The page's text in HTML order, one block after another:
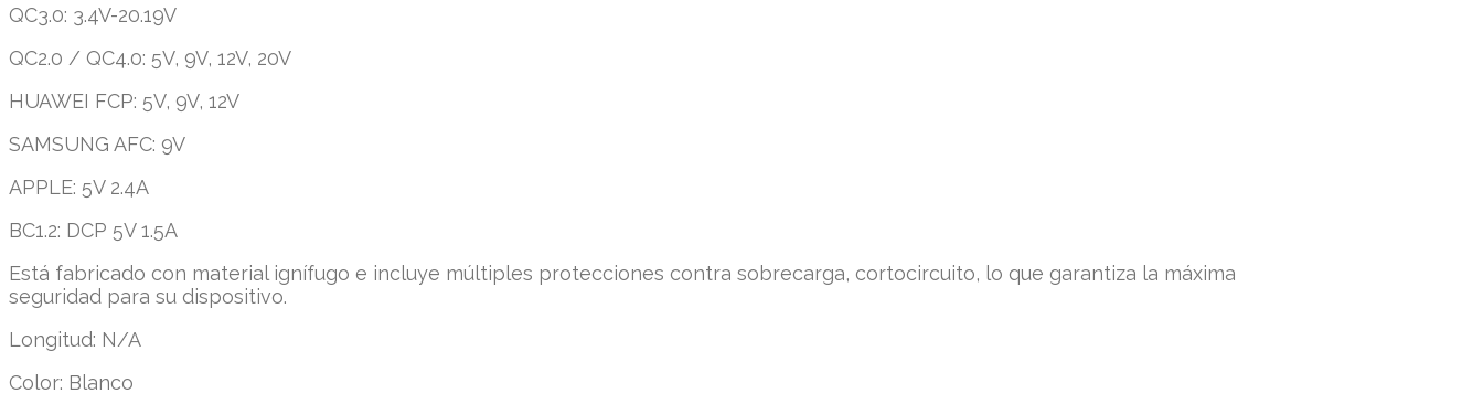
QC3.0: 3.4V-20.19V
QC2.0 / QC4.0: 5V, 9V, 12V, 20V
HUAWEI FCP: 5V, 9V, 12V
SAMSUNG AFC: 9V
APPLE: 5V 2.4A
BC1.2: DCP 5V 1.5A
Está fabricado con material ignífugo e incluye múltiples protecciones contra sobrecarga, cortocircuito, lo que garantiza la máxima
seguridad para su dispositivo.
Longitud: N/A
Color: Blanco